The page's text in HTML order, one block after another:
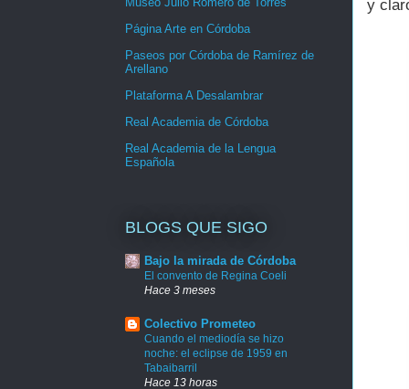
y
Página Arte en Córdoba
Paseos por Córdoba de Ramírez de
Arellano
Plataforma A Desalambrar
Real Academia de Córdoba
Real Academia de la Lengua
Española
BLOGS QUE SIGO
Bajo la mirada de Córdoba
El convento de Regina Coeli
Hace 3 meses
Colectivo Prometeo
Cuando el mediodía se hizo
noche: el eclipse de 1959 en
Tabaibarril
Hace 13 horas